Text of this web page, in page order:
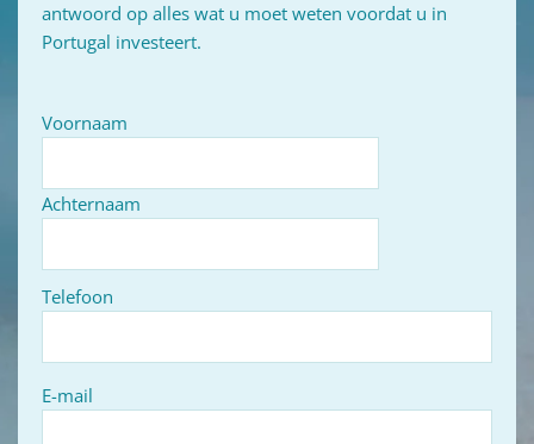
antwoord op alles wat u moet weten voordat u in
Portugal investeert.
Voornaam
Achternaam
Telefoon
E-mail